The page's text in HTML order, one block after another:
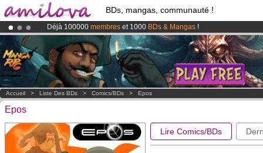
BDs, mangas, communauté !
Déjà 100000 membres et 1000 BDs & Mangas !
LeKickstarter Amilova est désormais lancé!.
Abonnement premium: à partir de
3.95 eurospar mois !Clique ici
Accueil > Liste Des BDs > Comics/BDs > Epos
Epos
Lire Comics/BDs